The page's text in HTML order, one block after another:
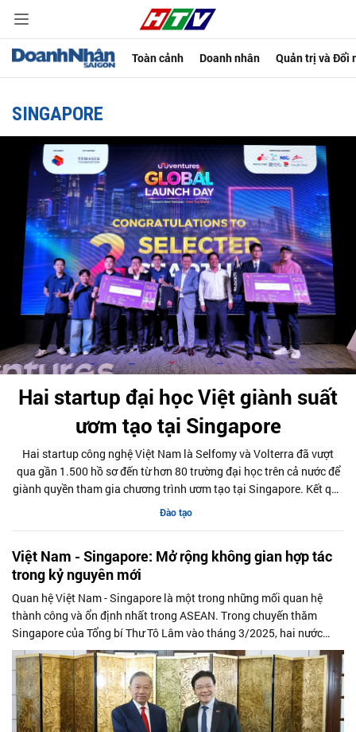
Toàn cảnh Doanh nhân Quản trị và Đổi
SINGAPORE
Hai startup đại học Việt giành suất
ươm tạo tại Singapore
Hai startup công nghệ Việt Nam là Selfomy và Volterra đã vượt
qua gần 1.500 hồ sơ đến từ hơn 80 trường đại học trên cả nước để
giành quyền tham gia chương trình ươm tạo tại Singapore. Kết quả
này được công bố tại sự kiện UniVentures - Global Launch Day
2026, diễn ra ngày 25/6 tại TP.HCM.
Đào tạo
Việt Nam - Singapore: Mở rộng không gian hợp tác
trong kỷ nguyên mới
Quan hệ Việt Nam - Singapore là một trong những mối quan hệ
thành công và ổn định nhất trong ASEAN. Trong chuyến thăm
Singapore của Tổng bí Thư Tô Lâm vào tháng 3/2025, hai nước
nâng cấp quan hệ lên Đối tác Chiến lược Toàn diện, cấp độ hợp tác
cao nhất trong hệ thống quan hệ đối ngoại của Việt Nam.